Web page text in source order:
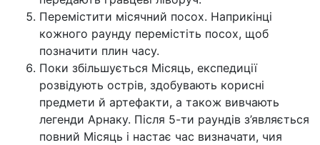
Перемістити місячний посох. Наприкінці
кожного раунду перемістіть посох, щоб
позначити плин часу.
Поки збільшується Місяць, експедиції
розвідують острів, здобувають корисні
предмети й артефакти, а також вивчають
легенди Арнаку. Після 5-ти раундів з’являється
повний Місяць і настає час визначати, чия